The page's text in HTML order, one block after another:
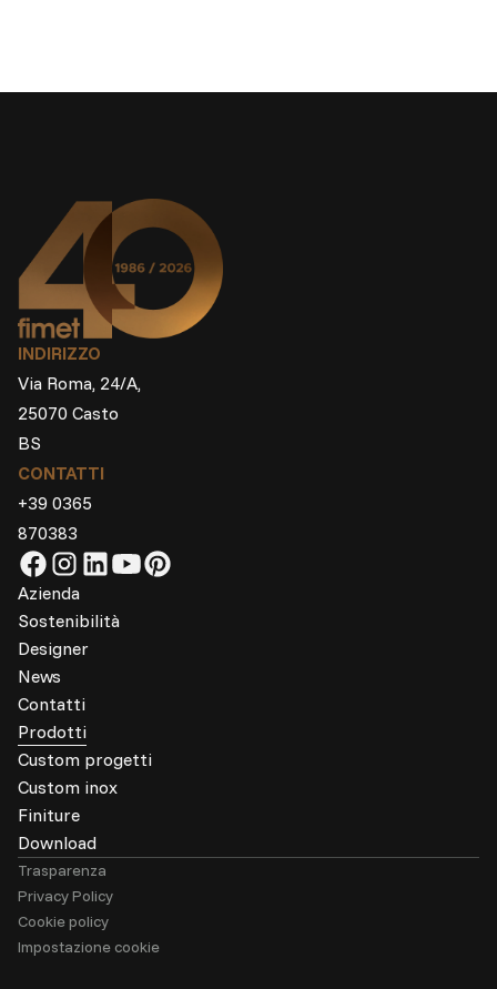
INDIRIZZO
Via Roma, 24/A,
25070 Casto
BS
CONTATTI
+39 0365
870383
Azienda
Sostenibilità
Designer
News
Contatti
Prodotti
Custom progetti
Custom inox
Finiture
Download
Trasparenza
Privacy Policy
Cookie policy
Impostazione cookie